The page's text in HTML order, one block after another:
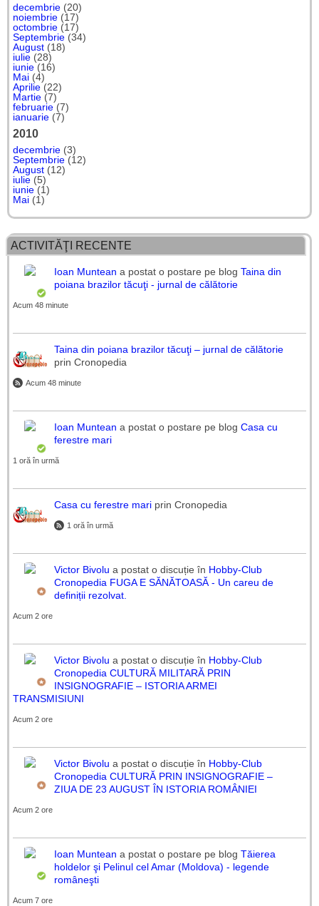
decembrie (20)
noiembrie (17)
octombrie (17)
Septembrie (34)
August (18)
iulie (28)
iunie (16)
Mai (4)
Aprilie (22)
Martie (7)
februarie (7)
ianuarie (7)
2010
decembrie (3)
Septembrie (12)
August (12)
iulie (5)
iunie (1)
Mai (1)
ACTIVITĂŢI RECENTE
Ioan Muntean a postat o postare pe blog Taina din
poiana brazilor tăcuţi - jurnal de călătorie
Acum 48 minute
Taina din poiana brazilor tăcuţi – jurnal de călătorie
prin Cronopedia
Acum 48 minute
Ioan Muntean a postat o postare pe blog Casa cu
ferestre mari
1 oră în urmă
Casa cu ferestre mari prin Cronopedia
1 oră în urmă
Victor Bivolu a postat o discuție în Hobby-Club
Cronopedia FUGA E SĂNĂTOASĂ - Un careu de
definiții rezolvat.
Acum 2 ore
Victor Bivolu a postat o discuție în Hobby-Club
Cronopedia CULTURĂ MILITARĂ PRIN
INSIGNOGRAFIE – ISTORIA ARMEI
TRANSMISIUNI
Acum 2 ore
Victor Bivolu a postat o discuție în Hobby-Club
Cronopedia CULTURĂ PRIN INSIGNOGRAFIE –
ZIUA DE 23 AUGUST ÎN ISTORIA ROMÂNIEI
Acum 2 ore
Ioan Muntean a postat o postare pe blog Tăierea
holdelor şi Pelinul cel Amar (Moldova) - legende
româneşti
Acum 7 ore